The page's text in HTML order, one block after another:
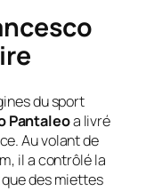
du sport
Pantaleoa livré
Au volant de
il a contrôlé la
des miettes